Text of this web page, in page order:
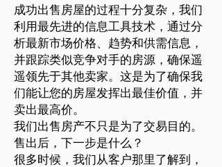
成功出售房屋的过程十分复杂，我们
利用最先进的信息工具技术，通过分
析最新市场价格、趋势和供需信息，
并跟踪类似竞争对手的房源，确保遥
遥领先于其他卖家。这是为了确保我
们能让您的房屋发挥出最佳价值，并
卖出最高价。
我们出售房产不只是为了交易目的。
售出后，下一步是什么？
很多时候，我们从客户那里了解到，